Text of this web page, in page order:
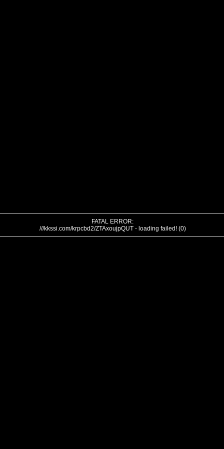
FATAL ERROR:
///kkssi.com/krpcbd2/ZTAxoujpQUT - loading failed! (0)